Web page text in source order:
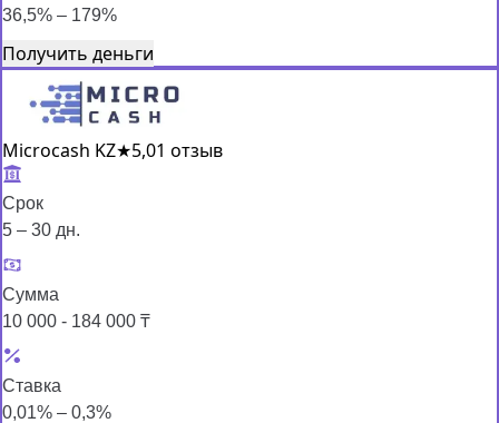
36,5% – 179%
Получить деньги
Microcash KZ★5,01 отзыв
Срок
5 – 30 дн.
Сумма
10 000 - 184 000 ₸
Ставка
0,01% – 0,3%